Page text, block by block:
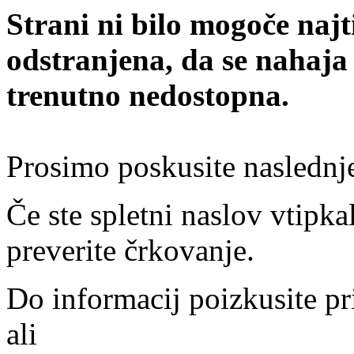
Strani ni bilo mogoče
odstranjena, da se
trenutno nedostopna.
Prosimo poskusite
Če ste spletni naslov
preverite črkovanje.
Do informacij poizkusite
ali